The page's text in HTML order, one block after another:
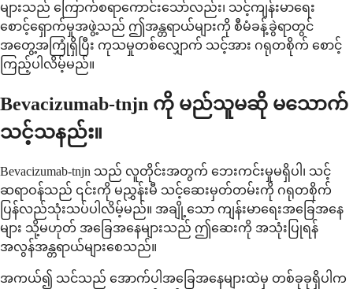
များသည် ကြောက်စရာကောင်းသော်လည်း၊ သင့်ကျန်းမာရေး
စောင့်ရှောက်မှုအဖွဲ့သည် ဤအန္တရာယ်များကို စီမံခန့်ခွဲရာတွင်
အတွေ့အကြုံရှိပြီး ကုသမှုတစ်လျှောက် သင့်အား ဂရုတစိုက် စောင့်
ကြည့်ပါလိမ့်မည်။
Bevacizumab-tnjn ကို မည်သူမဆို မသောက်
သင့်သနည်း။
Bevacizumab-tnjn သည် လူတိုင်းအတွက် ဘေးကင်းမှုမရှိပါ၊ သင့်
ဆရာဝန်သည် ၎င်းကို မညွှန်းမီ သင့်ဆေးမှတ်တမ်းကို ဂရုတစိုက်
ပြန်လည်သုံးသပ်ပါလိမ့်မည်။ အချို့သော ကျန်းမာရေးအခြေအနေ
များ သို့မဟုတ် အခြေအနေများသည် ဤဆေးကို အသုံးပြုရန်
အလွန်အန္တရာယ်များစေသည်။
အကယ်၍ သင်သည် အောက်ပါအခြေအနေများထဲမှ တစ်ခုခုရှိပါက